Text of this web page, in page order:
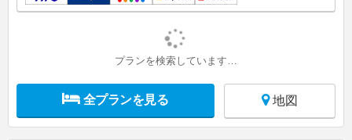
プランを検索しています…
全プランを見る 地図